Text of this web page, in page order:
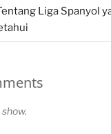
Liga Spanyol